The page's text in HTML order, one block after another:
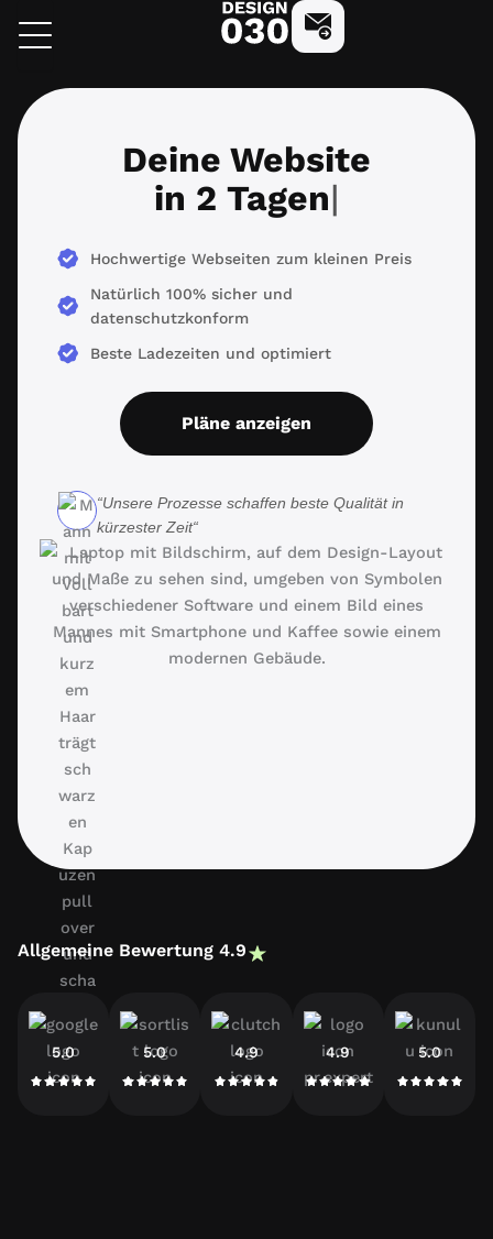
Inhalt
design030 Kostenlose Beratung
Deine Website in 2 Tagen
Deine Website
in 2 Tagen
Hochwertige Webseiten zum kleinen Preis
Natürlich 100% sicher und
datenschutzkonform
Beste Ladezeiten und optimiert
Pläne anzeigen
“Unsere Prozesse schaffen beste Qualität in
kürzester Zeit“
Allgemeine Bewertung 4.9
5.0 5.0 4.9 4.9 5.0